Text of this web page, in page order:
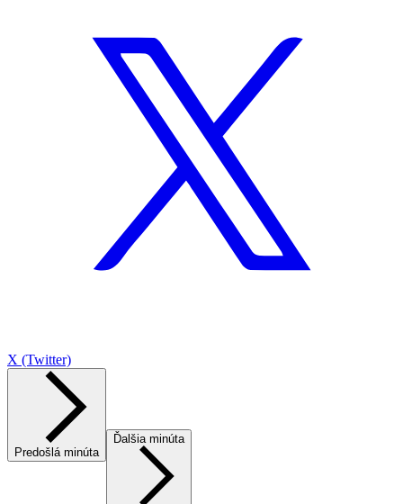
X (Twitter)
Predošlá minúta
Ďalšia minúta